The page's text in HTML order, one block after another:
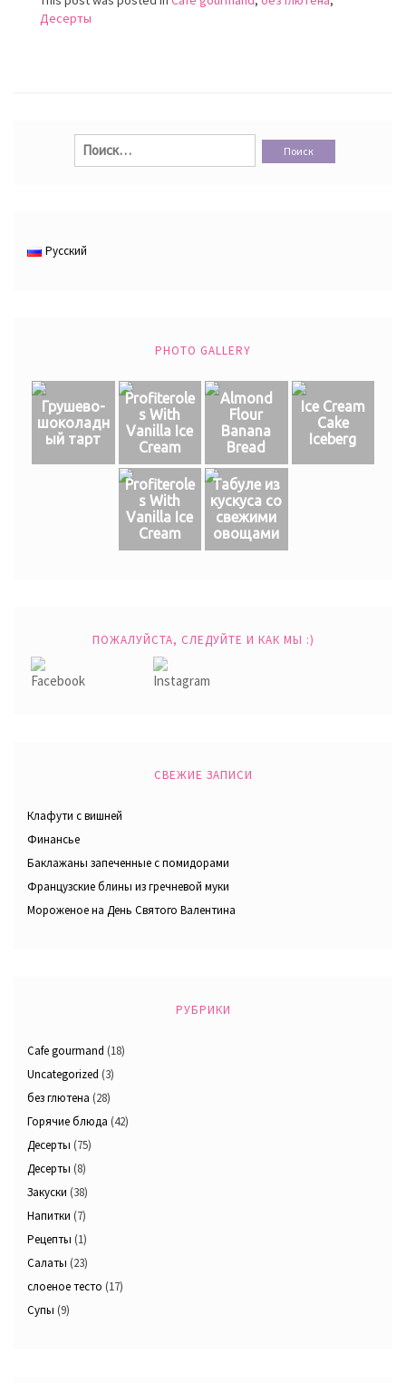
Десерты
Найти:
Русский
PHOTO GALLERY
Грушево-
шоколадн
ый тарт
Profiterole
s With
Vanilla Ice
Cream
Almond
Flour
Banana
Bread
Ice Cream
Cake
Iceberg
Profiterole
s With
Vanilla Ice
Cream
Табуле из
кускуса со
свежими
овощами
ПОЖАЛУЙСТА, СЛЕДУЙТЕ И КАК МЫ :)
СВЕЖИЕ ЗАПИСИ
Клафути с вишней
Финансье
Баклажаны запеченные с помидорами
Французские блины из гречневой муки
Мороженое на День Святого Валентина
РУБРИКИ
Cafe gourmand (18)
Uncategorized (3)
без глютена (28)
Горячие блюда (42)
Десерты (75)
Десерты (8)
Закуски (38)
Напитки (7)
Рецепты (1)
Салаты (23)
слоеное тесто (17)
Супы (9)